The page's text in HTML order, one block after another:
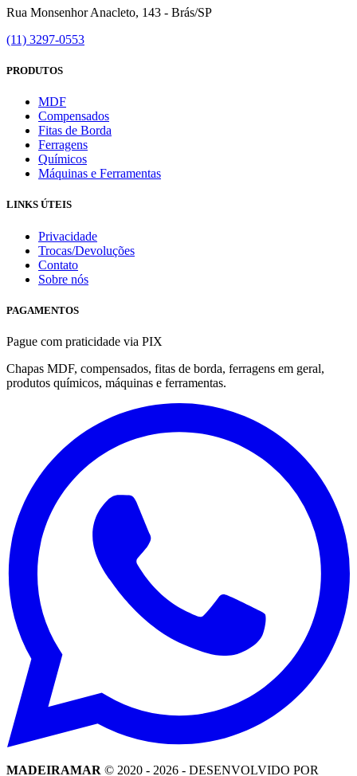
Rua Monsenhor Anacleto, 143 - Brás/SP
(11) 3297-0553
PRODUTOS
MDF
Compensados
Fitas de Borda
Ferragens
Químicos
Máquinas e Ferramentas
LINKS ÚTEIS
Privacidade
Trocas/Devoluções
Contato
Sobre nós
PAGAMENTOS
Pague com praticidade via PIX
Chapas MDF, compensados, fitas de borda, ferragens em geral,
produtos químicos, máquinas e ferramentas.
MADEIRAMAR © 2020 - 2026 - DESENVOLVIDO POR